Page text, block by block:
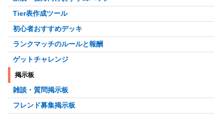
Tier表作成ツール
初心者おすすめデッキ
ランクマッチのルールと報酬
ゲットチャレンジ
掲示板
雑談・質問掲示板
フレンド募集掲示板